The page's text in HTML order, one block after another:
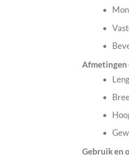
Afmetingen
Gebruik en